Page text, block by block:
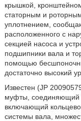
крышкой,
статорным и
уплотнением,
расположенного с
секцией насоса и
подшипники вала и
помощью
достаточно высокий
Известен (JP
муфты, соединяющий
включающий
системы вала,